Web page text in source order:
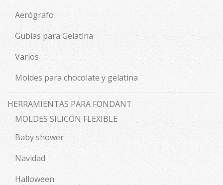
Aerógrafo
Gubias para Gelatina
Varios
Moldes para chocolate y gelatina
HERRAMIENTAS PARA FONDANT
MOLDES SILICÓN FLEXIBLE
Baby shower
Navidad
Halloween